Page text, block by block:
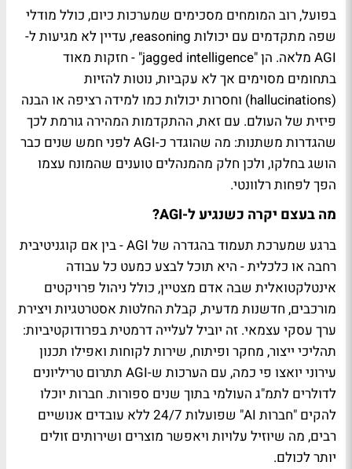
בפועל, רוב המומחים מסכימים שמערכות כיום, כולל מודלי
שפה מתקדמים עם יכולות reasoning, עדיין לא מגיעות ל-
AGI מלאה. הן "jagged intelligence" - חזקות מאוד
בתחומים מסוימים אך לא עקביות, נוטות להזיות
(hallucinations) וחסרות יכולות כמו למידה רציפה או הבנה
פיזית של העולם. עם זאת, ההתקדמות המהירה גורמת לכך
שהגדרות משתנות: מה שהוגדר כ-AGI לפני חמש שנים כבר
הושג בחלקו, ולכן חלק מהמנהלים טוענים שהמונח עצמו
הפך לפחות רלוונטי.
מה בעצם יקרה כשנגיע ל-AGI?
ברגע שמערכת תעמוד בהגדרה של AGI - בין אם קוגניטיבית
רחבה או כלכלית - היא תוכל לבצע כמעט כל עבודה
אינטלקטואלית שבה אדם מצטיין, כולל ניהול פרויקטים
מורכבים, חדשנות מדעית, קבלת החלטות אסטרטגיות ויצירת
ערך עסקי עצמאי. זה יוביל לעלייה דרמטית בפרודוקטיביות:
תהליכי ייצור, מחקר ופיתוח, שירות לקוחות ואפילו תכנון
עירוני יואצו פי כמה, עם הערכות ש-AGI תתרום טריליונים
לדולרים לתמ"ג העולמי בתוך שנים ספורות. חברות יוכלו
להקים "חברות AI" שפועלות 24/7 ללא עובדים אנושיים
רבים, מה שיוזיל עלויות ויאפשר מוצרים ושירותים זולים
יותר לכולם.